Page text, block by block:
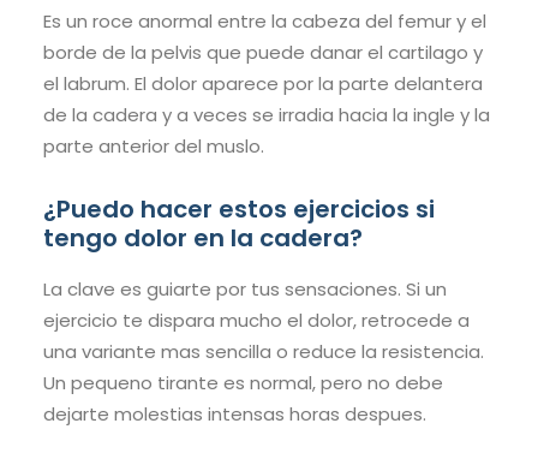
Es un roce anormal entre la cabeza del femur y el
borde de la pelvis que puede danar el cartilago y
el labrum. El dolor aparece por la parte delantera
de la cadera y a veces se irradia hacia la ingle y la
parte anterior del muslo.
¿Puedo hacer estos ejercicios si
tengo dolor en la cadera?
La clave es guiarte por tus sensaciones. Si un
ejercicio te dispara mucho el dolor, retrocede a
una variante mas sencilla o reduce la resistencia.
Un pequeno tirante es normal, pero no debe
dejarte molestias intensas horas despues.